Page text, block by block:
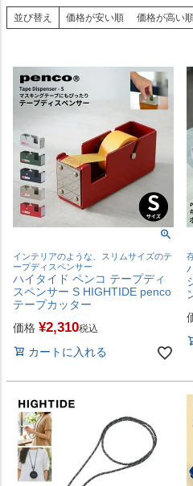
並び替え 価格が安い順 価格が高い
インテリアのような、スリムサイズのテ
ープディスペンサー
ハイタイド ペンコ テープディ
スペンサー S HIGHTIDE penco
テープカッター
価格 ¥2,310税込
カートに入れる